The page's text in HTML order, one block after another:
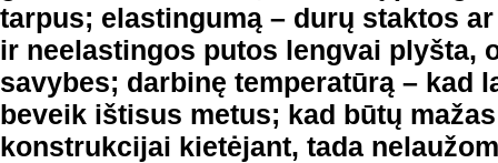
tarpus; elastingumą – durų staktos
ir neelastingos putos lengvai plyšta,
savybes; darbinę temperatūrą – kad
beveik ištisus metus; kad būtų
konstrukcijai kietėjant, tada